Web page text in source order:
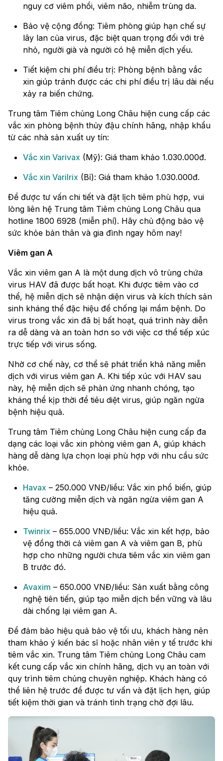
nguy cơ viêm phổi, viêm não, nhiễm trùng da.
Bảo vệ cộng đồng: Tiêm phòng giúp hạn chế sự
lây lan của virus, đặc biệt quan trọng đối với trẻ
nhỏ, người già và người có hệ miễn dịch yếu.
Tiết kiệm chi phí điều trị: Phòng bệnh bằng vắc
xin giúp tránh được các chi phí điều trị lâu dài nếu
xảy ra biến chứng.
Trung tâm Tiêm chủng Long Châu hiện cung cấp các
vắc xin phòng bệnh thủy đậu chính hãng, nhập khẩu
từ các nhà sản xuất uy tín:
Vắc xin Varivax (Mỹ): Giá tham khảo 1.030.000đ.
Vắc xin Varilrix (Bỉ): Giá tham khảo 1.030.000đ.
Để được tư vấn chi tiết và đặt lịch tiêm phù hợp, vui
lòng liên hệ Trung tâm Tiêm chủng Long Châu qua
hotline 1800 6928 (miễn phí). Hãy chủ động bảo vệ
sức khỏe bản thân và gia đình ngay hôm nay!
Viêm gan A
Vắc xin viêm gan A là một dung dịch vô trùng chứa
virus HAV đã được bất hoạt. Khi được tiêm vào cơ
thể, hệ miễn dịch sẽ nhận diện virus và kích thích sản
sinh kháng thể đặc hiệu để chống lại mầm bệnh. Do
virus trong vắc xin đã bị bất hoạt, quá trình này diễn
ra dễ dàng và an toàn hơn so với việc cơ thể tiếp xúc
trực tiếp với virus sống.
Nhờ cơ chế này, cơ thể sẽ phát triển khả năng miễn
dịch với virus viêm gan A. Khi tiếp xúc với HAV sau
này, hệ miễn dịch sẽ phản ứng nhanh chóng, tạo
kháng thể kịp thời để tiêu diệt virus, giúp ngăn ngừa
bệnh hiệu quả.
Trung tâm Tiêm chủng Long Châu hiện cung cấp đa
dạng các loại vắc xin phòng viêm gan A, giúp khách
hàng dễ dàng lựa chọn loại phù hợp với nhu cầu sức
khỏe.
Havax – 250.000 VNĐ/liều: Vắc xin phổ biến, giúp
tăng cường miễn dịch và ngăn ngừa viêm gan A
hiệu quả.
Twinrix – 655.000 VNĐ/liều: Vắc xin kết hợp, bảo
vệ đồng thời cả viêm gan A và viêm gan B, phù
hợp cho những người chưa tiêm vắc xin viêm gan
B trước đó.
Avaxim – 650.000 VNĐ/liều: Sản xuất bằng công
nghệ tiên tiến, giúp tạo miễn dịch bền vững và lâu
dài chống lại viêm gan A.
Để đảm bảo hiệu quả bảo vệ tối ưu, khách hàng nên
tham khảo ý kiến bác sĩ hoặc nhân viên y tế trước khi
tiêm vắc xin. Trung tâm Tiêm chủng Long Châu cam
kết cung cấp vắc xin chính hãng, dịch vụ an toàn với
quy trình tiêm chủng chuyên nghiệp. Khách hàng có
thể liên hệ trước để được tư vấn và đặt lịch hẹn, giúp
tiết kiệm thời gian và tránh tình trạng chờ đợi lâu.